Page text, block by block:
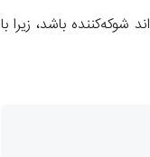
باشد، زیرا با